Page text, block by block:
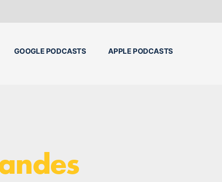
GOOGLE PODCASTS APPLE PODCASTS